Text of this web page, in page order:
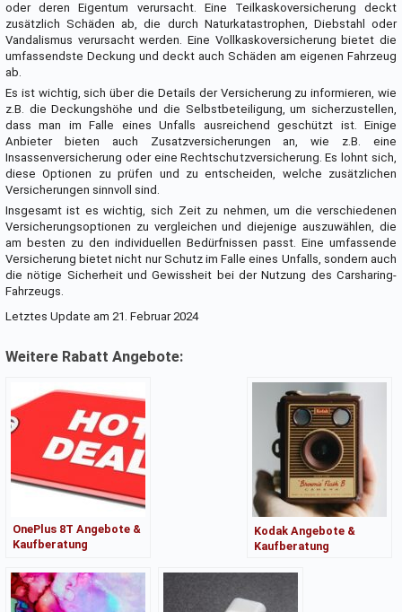
oder deren Eigentum verursacht. Eine Teilkaskoversicherung deckt
zusätzlich Schäden ab, die durch Naturkatastrophen, Diebstahl oder
Vandalismus verursacht werden. Eine Vollkaskoversicherung bietet die
umfassendste Deckung und deckt auch Schäden am eigenen Fahrzeug
ab.
Es ist wichtig, sich über die Details der Versicherung zu informieren, wie
z.B. die Deckungshöhe und die Selbstbeteiligung, um sicherzustellen,
dass man im Falle eines Unfalls ausreichend geschützt ist. Einige
Anbieter bieten auch Zusatzversicherungen an, wie z.B. eine
Insassenversicherung oder eine Rechtschutzversicherung. Es lohnt sich,
diese Optionen zu prüfen und zu entscheiden, welche zusätzlichen
Versicherungen sinnvoll sind.
Insgesamt ist es wichtig, sich Zeit zu nehmen, um die verschiedenen
Versicherungsoptionen zu vergleichen und diejenige auszuwählen, die
am besten zu den individuellen Bedürfnissen passt. Eine umfassende
Versicherung bietet nicht nur Schutz im Falle eines Unfalls, sondern auch
die nötige Sicherheit und Gewissheit bei der Nutzung des Carsharing-
Fahrzeugs.
Letztes Update am 21. Februar 2024
Weitere Rabatt Angebote:
OnePlus 8T Angebote &
Kaufberatung
Kodak Angebote &
Kaufberatung